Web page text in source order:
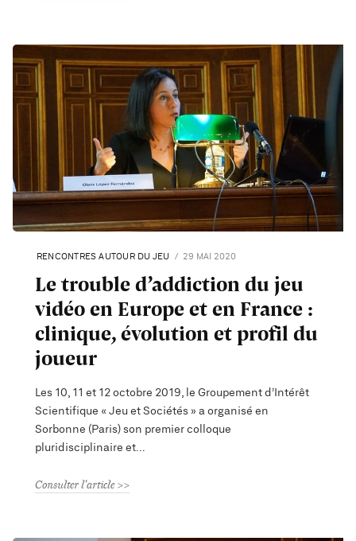
RENCONTRES AUTOUR DU JEU 29 MAI 2020
Le trouble d’addiction du jeu
vidéo en Europe et en France :
clinique, évolution et profil du
joueur
Les 10, 11 et 12 octobre 2019, le Groupement d’Intérêt
Scientifique « Jeu et Sociétés » a organisé en
Sorbonne (Paris) son premier colloque
pluridisciplinaire et
Consulter l'article